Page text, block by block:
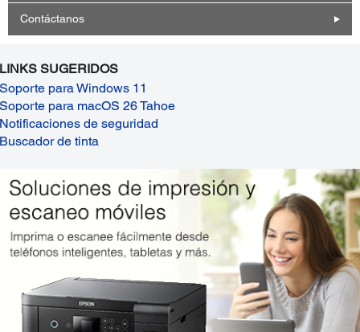
Contáctanos
LINKS SUGERIDOS
Soporte para Windows 11
Soporte para macOS 26 Tahoe
Notificaciones de seguridad
Buscador de tinta